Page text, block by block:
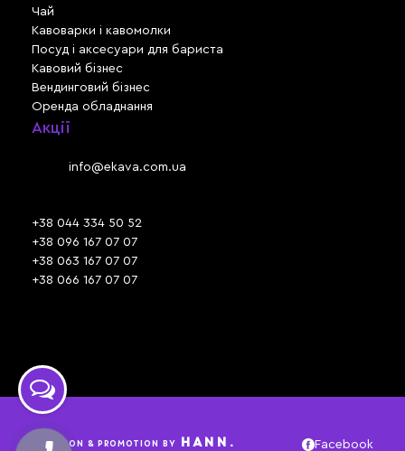
Чай
Кавоварки і кавомолки
Посуд і аксесуари для бариста
Кавовий бізнес
Вендинговий бізнес
Оренда обладнання
Акції
info@ekava.com.ua
+38 044 334 50 52
+38 096 167 07 07
+38 063 167 07 07
+38 066 167 07 07
CREATION & PROMOTION BY HANN. Facebook